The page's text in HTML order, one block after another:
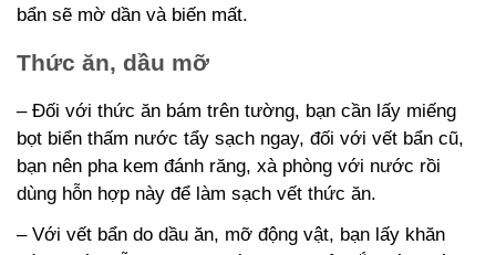
bẩn sẽ mờ dần và biến mất.
Thức ăn, dầu mỡ
– Đối với thức ăn bám trên tường, bạn cần lấy miếng
bọt biển thấm nước tẩy sạch ngay, đối với vết bẩn cũ,
bạn nên pha kem đánh răng, xà phòng với nước rồi
dùng hỗn hợp này để làm sạch vết thức ăn.
– Với vết bẩn do dầu ăn, mỡ động vật, bạn lấy khăn